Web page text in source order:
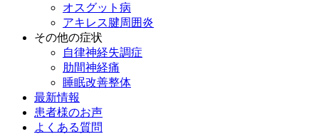
オスグット病
アキレス腱周囲炎
その他の症状
自律神経失調症
肋間神経痛
睡眠改善整体
最新情報
患者様のお声
よくある質問